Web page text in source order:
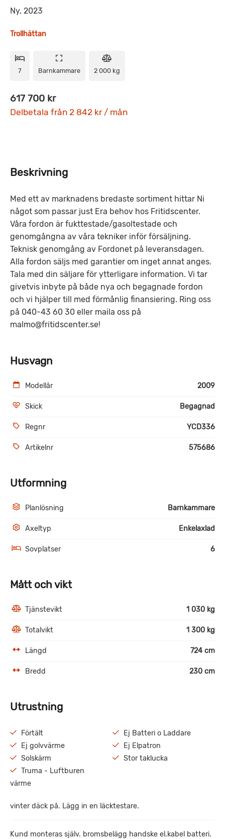
Ny, 2023
Trollhättan
7 Barnkammare 2 000 kg
617 700 kr
Delbetala från 2 842 kr / mån
Beskrivning
Med ett av marknadens bredaste sortiment hittar Ni
något som passar just Era behov hos Fritidscenter.
Våra fordon är fukttestade/gasoltestade och
genomgångna av våra tekniker inför försäljning.
Teknisk genomgång av Fordonet på leveransdagen.
Alla fordon säljs med garantier om inget annat anges.
Tala med din säljare för ytterligare information. Vi tar
givetvis inbyte på både nya och begagnade fordon
och vi hjälper till med förmånlig finansiering. Ring oss
på 040-43 60 30 eller maila oss på
malmo@fritidscenter.se!
Husvagn
Modellår 2009
Skick Begagnad
Regnr YCD336
Artikelnr 575686
Utformning
Planlösning Barnkammare
Axeltyp Enkelaxlad
Sovplatser 6
Mått och vikt
Tjänstevikt 1 030 kg
Totalvikt 1 300 kg
Längd 724 cm
Bredd 230 cm
Utrustning
Förtält
Ej Batteri o Laddare
Ej golvvärme
Ej Elpatron
Solskärm
Stor taklucka
Truma - Luftburen
värme
vinter däck på. Lägg in en läcktestare.
Kund monteras själv. bromsbelägg handske el.kabel batteri.